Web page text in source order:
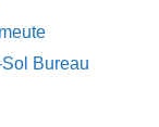
Bureau